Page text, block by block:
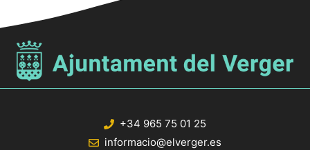
+34 965 75 01 25
informacio@elverger.es